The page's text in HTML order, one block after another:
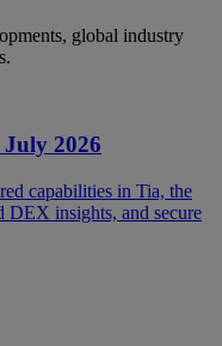
global industry
2026
capabilities in Tia, the
DEX insights, and secure